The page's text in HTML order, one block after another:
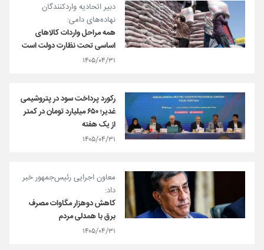
دبیر اتحادیه واردکنندگان
نهاده‌های دامی:
همه مراحل واردات کالاهای
اساسی تحت نظارت دولت است
۱۴۰۵/۰۴/۳۱
رکورد پرداخت سود در پتروشیمی
غدیر؛ ۶۵۰ میلیارد تومان در کمتر
از یک هفته
۱۴۰۵/۰۴/۳۱
معاون اجرایی رئیس‌جمهور خبر
داد:
کاهش دوهزار مگاوات مصرف
برق با همدلی مردم
۱۴۰۵/۰۴/۳۱